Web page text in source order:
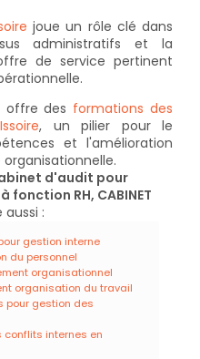
joue un rôle clé dans
administratifs et la
de service pertinent
offre des formations des
, un pilier pour le
et l'amélioration
d'audit pour
RH, CABINET
aussi :
gestion interne
du personnel
organisationnel
organisation du travail
pour gestion des
internes en